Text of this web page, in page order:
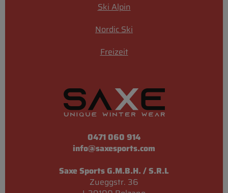
Ski Alpin
Nordic Ski
Freizeit
0471 060 914
info@saxesports.com
Saxe Sports G.M.B.H. / S.R.L
Zueggstr. 36